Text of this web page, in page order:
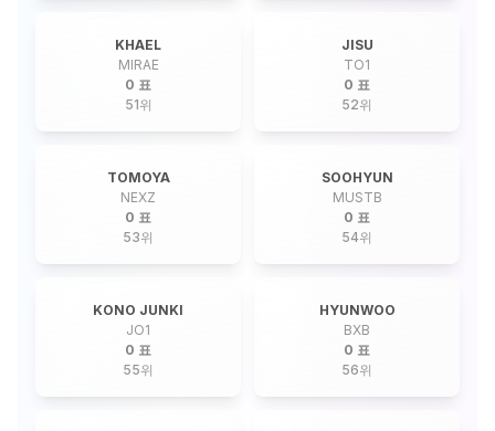
KHAEL
MIRAE
0 표
51위
JISU
TO1
0 표
52위
TOMOYA
NEXZ
0 표
53위
SOOHYUN
MUSTB
0 표
54위
KONO JUNKI
JO1
0 표
55위
HYUNWOO
BXB
0 표
56위